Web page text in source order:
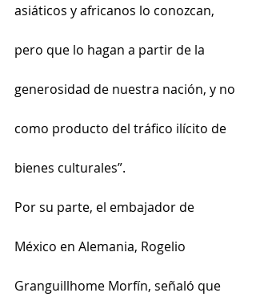
asiáticos y africanos lo conozcan,
pero que lo hagan a partir de la
generosidad de nuestra nación, y no
como producto del tráfico ilícito de
bienes culturales”.
Por su parte, el embajador de
México en Alemania, Rogelio
Granguillhome Morfín, señaló que